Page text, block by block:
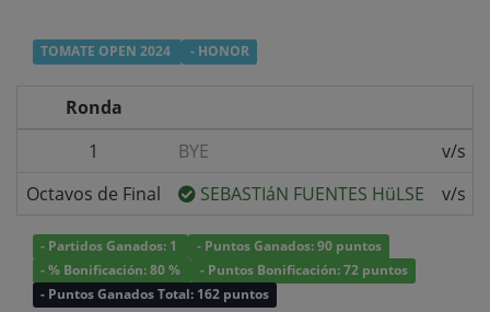
TOMATE OPEN 2024 - HONOR
Ronda
1
BYE
v/s
Octavos de Final
SEBASTIáN FUENTES HüLSE v/s
- Partidos Ganados: 1
- Puntos Ganados: 90 puntos
- % Bonificación: 80 %
- Puntos Bonificación: 72 puntos
- Puntos Ganados Total: 162 puntos